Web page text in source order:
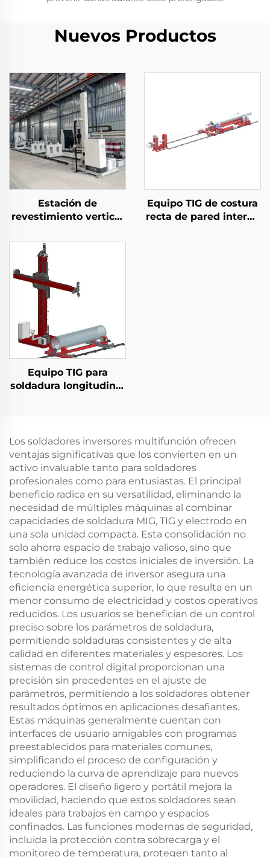
Nuevos Productos
Estación de
revestimiento vertical
Equipo TIG de costura
recta de pared interna
Equipo TIG para
soldadura longitudinal
Los soldadores inversores multifunción ofrecen
ventajas significativas que los convierten en un
activo invaluable tanto para soldadores
profesionales como para entusiastas. El principal
beneficio radica en su versatilidad, eliminando la
necesidad de múltiples máquinas al combinar
capacidades de soldadura MIG, TIG y electrodo en
una sola unidad compacta. Esta consolidación no
solo ahorra espacio de trabajo valioso, sino que
también reduce los costos iniciales de inversión. La
tecnología avanzada de inversor asegura una
eficiencia energética superior, lo que resulta en un
menor consumo de electricidad y costos operativos
reducidos. Los usuarios se benefician de un control
preciso sobre los parámetros de soldadura,
permitiendo soldaduras consistentes y de alta
calidad en diferentes materiales y espesores. Los
sistemas de control digital proporcionan una
precisión sin precedentes en el ajuste de
parámetros, permitiendo a los soldadores obtener
resultados óptimos en aplicaciones desafiantes.
Estas máquinas generalmente cuentan con
interfaces de usuario amigables con programas
preestablecidos para materiales comunes,
simplificando el proceso de configuración y
reduciendo la curva de aprendizaje para nuevos
operadores. El diseño ligero y portátil mejora la
movilidad, haciendo que estos soldadores sean
ideales para trabajos en campo y espacios
confinados. Las funciones modernas de seguridad,
incluida la protección contra sobrecarga y el
monitoreo de temperatura, protegen tanto al